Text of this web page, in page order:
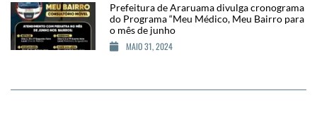
Prefeitura de Araruama divulga cronograma
do Programa “Meu Médico, Meu Bairro para
o mês de junho
MAIO 31, 2024